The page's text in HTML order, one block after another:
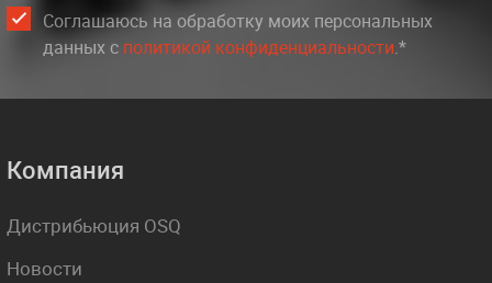
Соглашаюсь на обработку моих персональных
данных c политикой конфиденциальности.*
Компания
Дистрибьюция OSQ
Новости